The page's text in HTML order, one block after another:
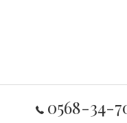
0568-34-